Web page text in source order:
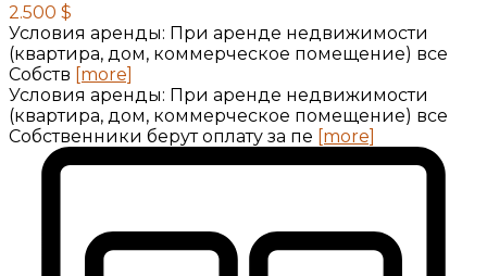
2.500 $
Условия аренды: При аренде недвижимости
(квартира, дом, коммерческое помещение) все
Собств [more]
Условия аренды: При аренде недвижимости
(квартира, дом, коммерческое помещение) все
Собственники берут оплату за пе [more]